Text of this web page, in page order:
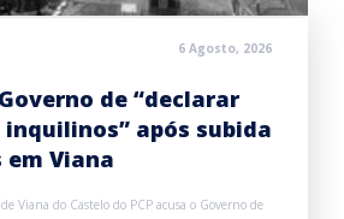
6 Agosto, 2026
de “declarar
após subida
em Viana
Viana do Castelo do PCP acusa o Governo de